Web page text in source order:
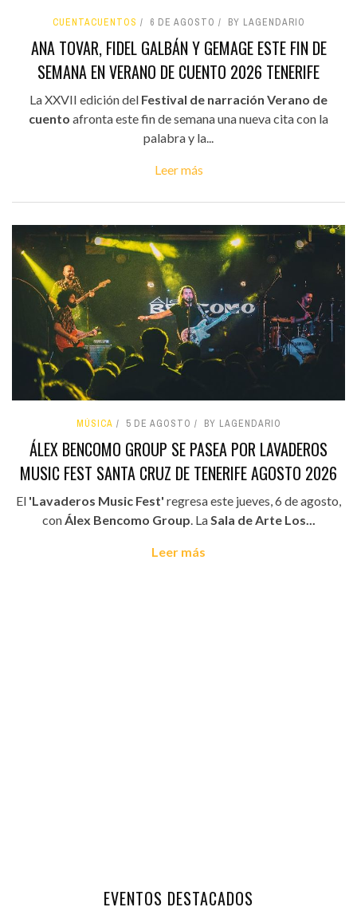
CUENTACUENTOS 6 DE AGOSTO BY LAGENDARIO
ANA TOVAR, FIDEL GALBÁN Y GEMAGE ESTE FIN DE
SEMANA EN VERANO DE CUENTO 2026 TENERIFE
La XXVII edición del Festival de narración Verano de
cuento afronta este fin de semana una nueva cita con la
palabra y la...
Leer más
MÚSICA 5 DE AGOSTO BY LAGENDARIO
ÁLEX BENCOMO GROUP SE PASEA POR LAVADEROS
MUSIC FEST SANTA CRUZ DE TENERIFE AGOSTO 2026
El 'Lavaderos Music Fest' regresa este jueves, 6 de agosto,
con Álex Bencomo Group . La Sala de Arte Los...
Leer más
EVENTOS DESTACADOS